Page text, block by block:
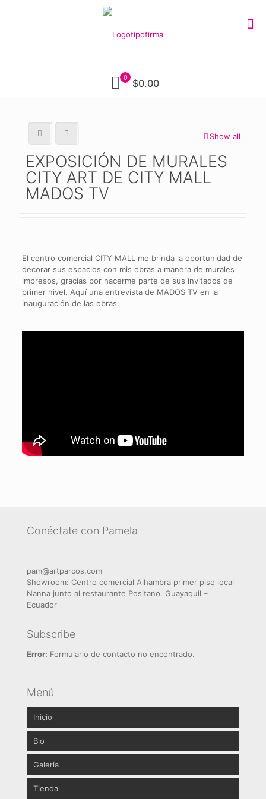
0 $0.00
Show all
EXPOSICIÓN DE MURALES
CITY ART DE CITY MALL
MADOS TV
El centro comercial CITY MALL me brinda la oportunidad de
decorar sus espacios con mis obras a manera de murales
impresos, gracias por hacerme parte de sus invitados de
primer nivel. Aquí una entrevista de MADOS TV en la
inauguración de las obras.
Conéctate con Pamela
pam@artparcos.com
Showroom: Centro comercial Alhambra primer piso local
Nanna junto al restaurante Positano. Guayaquil –
Ecuador
Subscribe
Error: Formulario de contacto no encontrado.
Menú
Inicio
Bio
Brochure
Galería
Abstractos
Tienda